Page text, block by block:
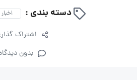
دسته بندی :
اشتراک
بدون